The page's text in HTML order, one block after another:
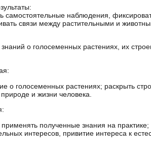
самостоятельные наблюдения,
связи между растительными и
о голосеменных растениях, их
о голосеменных растениях; раскрыть
и жизни человека.
полученные знания на практике;
интересов, привитие интереса к